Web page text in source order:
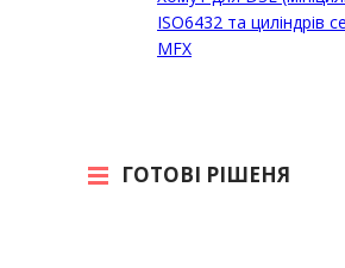
ГОТОВІ РІШЕНЯ
ISO6432 та циліндрів
MFX